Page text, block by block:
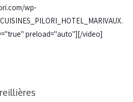
wp-
preload="auto"][/video]